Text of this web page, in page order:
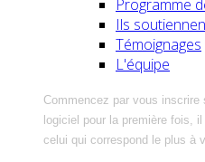
Programme
Ils
Témoignages
L'équipe
Commencez par vous
logiciel pour la première fois,
celui qui correspond le plus à